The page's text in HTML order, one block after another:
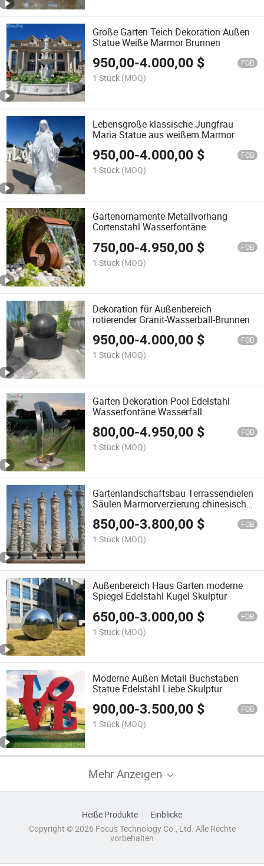
Große Garten Teich Dekoration Außen
Statue Weiße Marmor Brunnen
950,00-4.000,00 $ FOB
1 Stück (MOQ)
Lebensgroße klassische Jungfrau
Maria Statue aus weißem Marmor
950,00-4.000,00 $ FOB
1 Stück (MOQ)
Gartenornamente Metallvorhang
Cortenstahl Wasserfontäne
750,00-4.950,00 $ FOB
1 Stück (MOQ)
Dekoration für Außenbereich
rotierender Granit-Wasserball-Brunnen
950,00-4.000,00 $ FOB
1 Stück (MOQ)
Garten Dekoration Pool Edelstahl
Wasserfontäne Wasserfall
800,00-4.950,00 $ FOB
1 Stück (MOQ)
Gartenlandschaftsbau Terrassendielen
Säulen Marmorverzierung chinesische
850,00-3.800,00 $ FOB
1 Stück (MOQ)
Außenbereich Haus Garten moderne
Spiegel Edelstahl Kugel Skulptur
650,00-3.000,00 $ FOB
1 Stück (MOQ)
Moderne Außen Metall Buchstaben
Statue Edelstahl Liebe Skulptur
900,00-3.500,00 $ FOB
1 Stück (MOQ)
Mehr Anzeigen
Heiße Produkte
Einblicke
Copyright © 2026 Focus Technology Co., Ltd. Alle Rechte
vorbehalten